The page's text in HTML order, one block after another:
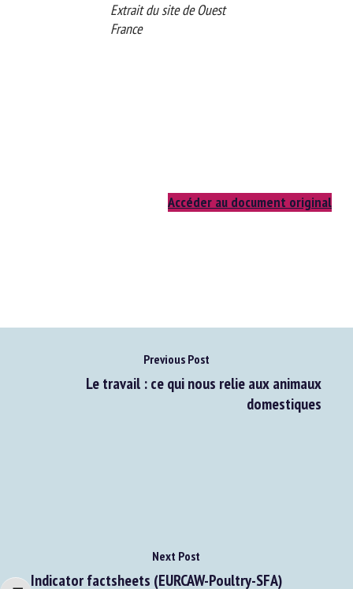
Extrait du site de Ouest
France
Accéder au document original
Previous Post
Le travail : ce qui nous relie aux animaux
domestiques
Next Post
Indicator factsheets (EURCAW-Poultry-SFA)